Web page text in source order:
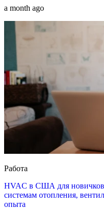
a month ago
Работа
HVAC в США для новичков:
системам отопления,
опыта